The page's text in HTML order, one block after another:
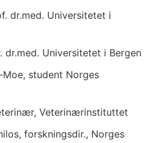
dr.med. Universitetet i
dr.med. Universitetet i Bergen
student Norges
Veterinærinstituttet
forskningsdir., Norges